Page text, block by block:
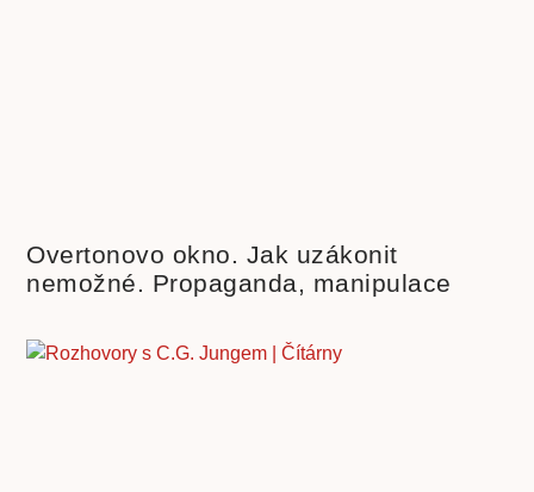
Overtonovo okno. Jak uzákonit
nemožné. Propaganda, manipulace